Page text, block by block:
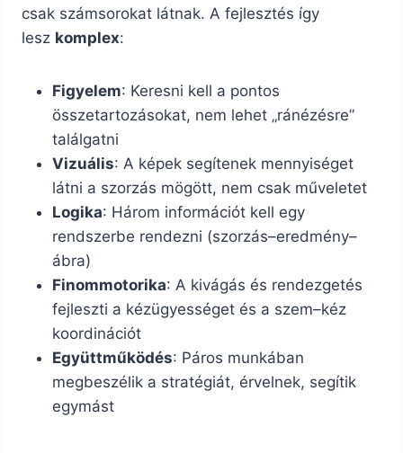
csak számsorokat látnak. A fejlesztés így
lesz komplex:
Figyelem: Keresni kell a pontos
összetartozásokat, nem lehet „ránézésre”
találgatni
Vizuális: A képek segítenek mennyiséget
látni a szorzás mögött, nem csak műveletet
Logika: Három információt kell egy
rendszerbe rendezni (szorzás–eredmény–
ábra)
Finommotorika: A kivágás és rendezgetés
fejleszti a kézügyességet és a szem–kéz
koordinációt
Együttműködés: Páros munkában
megbeszélik a stratégiát, érvelnek, segítik
egymást